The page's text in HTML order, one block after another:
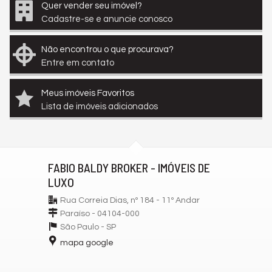
Quer vender seu imóvel?
Cadastre-se e anuncie conosco
Não encontrou o que procurava?
Entre em contato
Meus imóveis Favoritos
Lista de imóveis adicionados
FABIO BALDY BROKER - IMÓVEIS DE
LUXO
Rua Correia Dias, nº 184 - 11º Andar
Paraíso - 04104-000
São Paulo - SP
mapa google